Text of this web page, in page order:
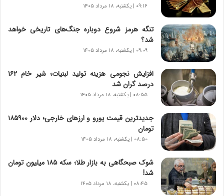
و
ش
ن
ا
س
ت
|
ب
ر
ن
ا
م
ه
ج
د
ی
د
ا
۰۹:۱۶ | یکشنبه، ۱۸ مرداد ۱۴۰۵
تنگه هرمز شروع دوباره جنگ‌های تاریخی خواهد
شد؟
۰۹:۰۹ | یکشنبه، ۱۸ مرداد ۱۴۰۵
افزایش نجومی هزینه تولید لبنیات؛ شیر خام ۱۶۲
درصد گران شد
۰۸:۵۵ | یکشنبه، ۱۸ مرداد ۱۴۰۵
جدیدترین قیمت یورو و ارزهای خارجی؛ دلار ۱۸۵۹۰۰
تومان
۰۸:۵۰ | یکشنبه، ۱۸ مرداد ۱۴۰۵
شوک صبحگاهی به بازار طلا؛ سکه ۱۸۵ میلیون تومان
شد!
۰۸:۴۵ | یکشنبه، ۱۸ مرداد ۱۴۰۵